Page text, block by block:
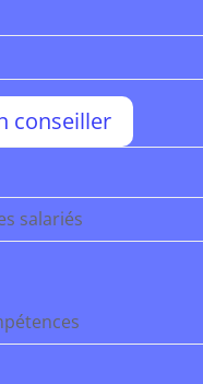
conseiller
salariés